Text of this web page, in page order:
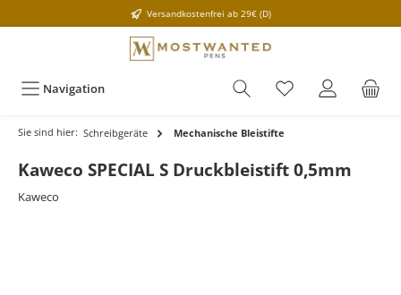
Versandkostenfrei ab 29€ (D)
Navigation
Sie sind hier: Schreibgeräte Mechanische Bleistifte
Kaweco SPECIAL S Druckbleistift 0,5mm
Kaweco